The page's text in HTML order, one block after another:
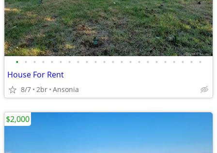
• • • • • • • • • • • • • • • • • • • • • •
House For Rent
8/7 2br Ansonia
$2,000